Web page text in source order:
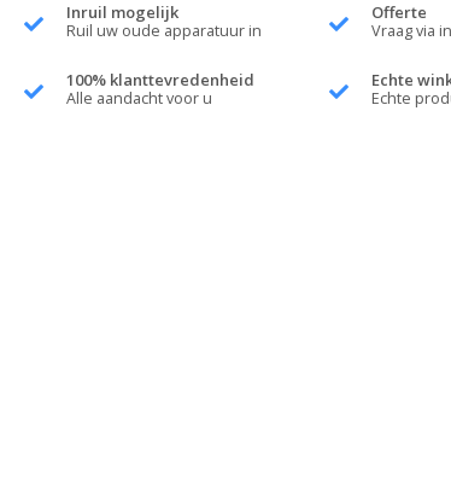
Inruil mogelijk
Ruil uw oude apparatuur in
Offerte
Vraag via
100% klanttevredenheid
Alle aandacht voor u
Echte
Echte